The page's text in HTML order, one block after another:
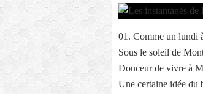
01. Comme un lundi
Sous le soleil de
Douceur de vivre à
Une certaine idée du